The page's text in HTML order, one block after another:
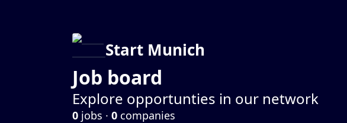
Start Munich
Job board
Explore opportunties in our network
0 jobs · 0 companies